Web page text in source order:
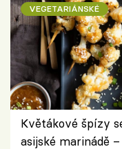
VEGETARIÁNSKÉ
Květákové špízy
asijské marinádě